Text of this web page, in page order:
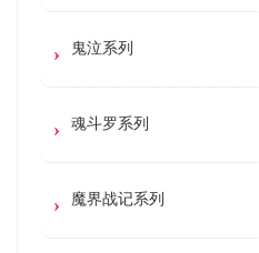
鬼泣系列
魂斗罗系列
魔界战记系列